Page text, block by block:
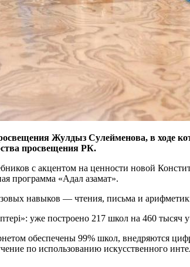
Жулдыз Сулейменова, в ходе
просвещения РК.
с акцентом на ценности новой
программа «Адал азамат».
навыков — чтения, письма и
уже построено 217 школ на 460 тысяч
обеспечены 99% школ, внедряются
по использованию искусственного